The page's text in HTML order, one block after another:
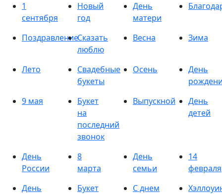
1
сентября
Новый
год
День
матери
ПоздравлениеСказать
люблю
Весна Зима
Лето
Свадебные
букеты
Осень
День
9 мая
Букет
на
последний
звонок
Выпускной
День
детей
День
России
8
марта
День
семьи
14
февраля
День
Букет
С днем